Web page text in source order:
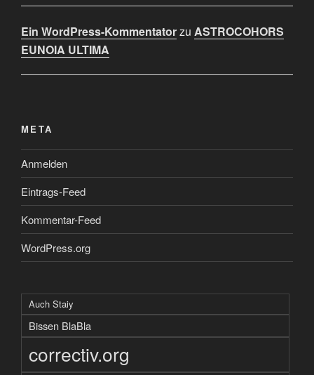
Ein WordPress-Kommentatorzu ASTROCOHORS
EUNOIA ULTIMA
META
Anmelden
Eintrags-Feed
Kommentar-Feed
WordPress.org
Auch Staiy
Bissen BlaBla
correctiv.org